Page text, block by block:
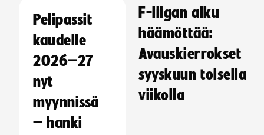
Pelipassit
kaudelle
2026–27
nyt
myynnissä
– hanki
F-liigan alku
häämöttää:
Avauskierrokset
syyskuun toisella
viikolla